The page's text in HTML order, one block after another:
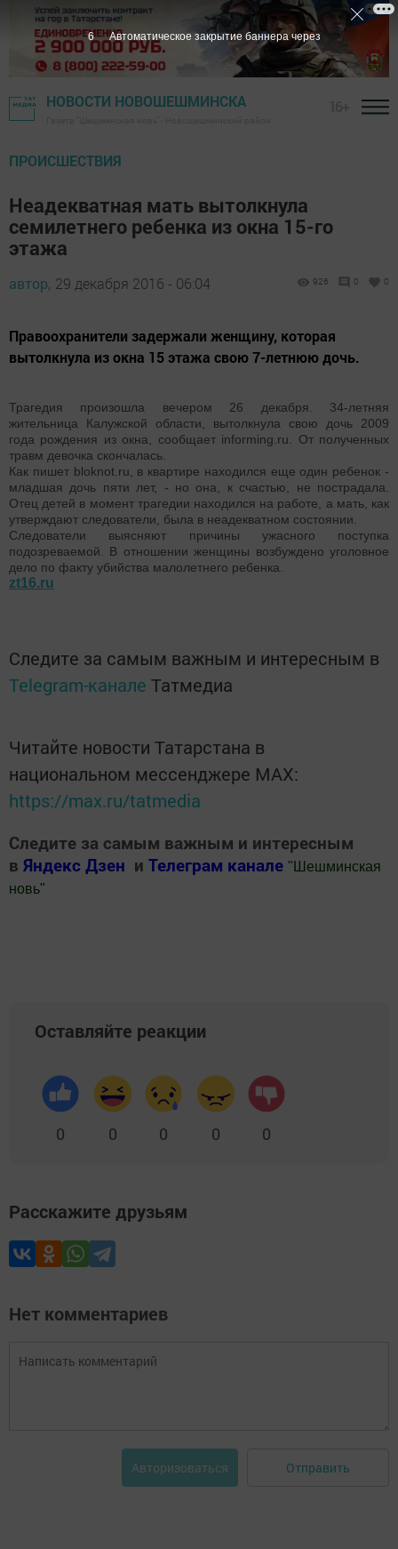
НОВОСТИ НОВОШЕШМИНСКА
ПРОИСШЕСТВИЯ
Неадекватная мать вытолкнула
семилетнего ребенка из окна 15-го
этажа
автор, 29 декабря 2016 - 06:04 926 0 0
Правоохранители задержали женщину, которая
вытолкнула из окна 15 этажа свою 7-летнюю дочь.
Трагедия произошла вечером 26 декабря. 34-летняя
жительница Калужской области, вытолкнула свою дочь 2009
года рождения из окна, сообщает informing.ru. От полученных
травм девочка скончалась.
Как пишет bloknot.ru, в квартире находился еще один ребенок -
младшая дочь пяти лет, - но она, к счастью, не пострадала.
Отец детей в момент трагедии находился на работе, а мать, как
утверждают следователи, была в неадекватном состоянии.
Следователи выясняют причины ужасного поступка
подозреваемой. В отношении женщины возбуждено уголовное
дело по факту убийства малолетнего ребенка.
zt16.ru
Следите за самым важным и интересным в
Telegram-канале Татмедиа
Читайте новости Татарстана в
национальном мессенджере MАХ:
https://max.ru/tatmedia
Следите за самым важным и интересным
в Яндекс Дзен и Телеграм канале " Шешминская
новь"
Оставляйте реакции
0 0 0 0 0
Расскажите друзьям
Нет комментариев
Авторизоваться Отправить
5 Автоматическое закрытие баннера через